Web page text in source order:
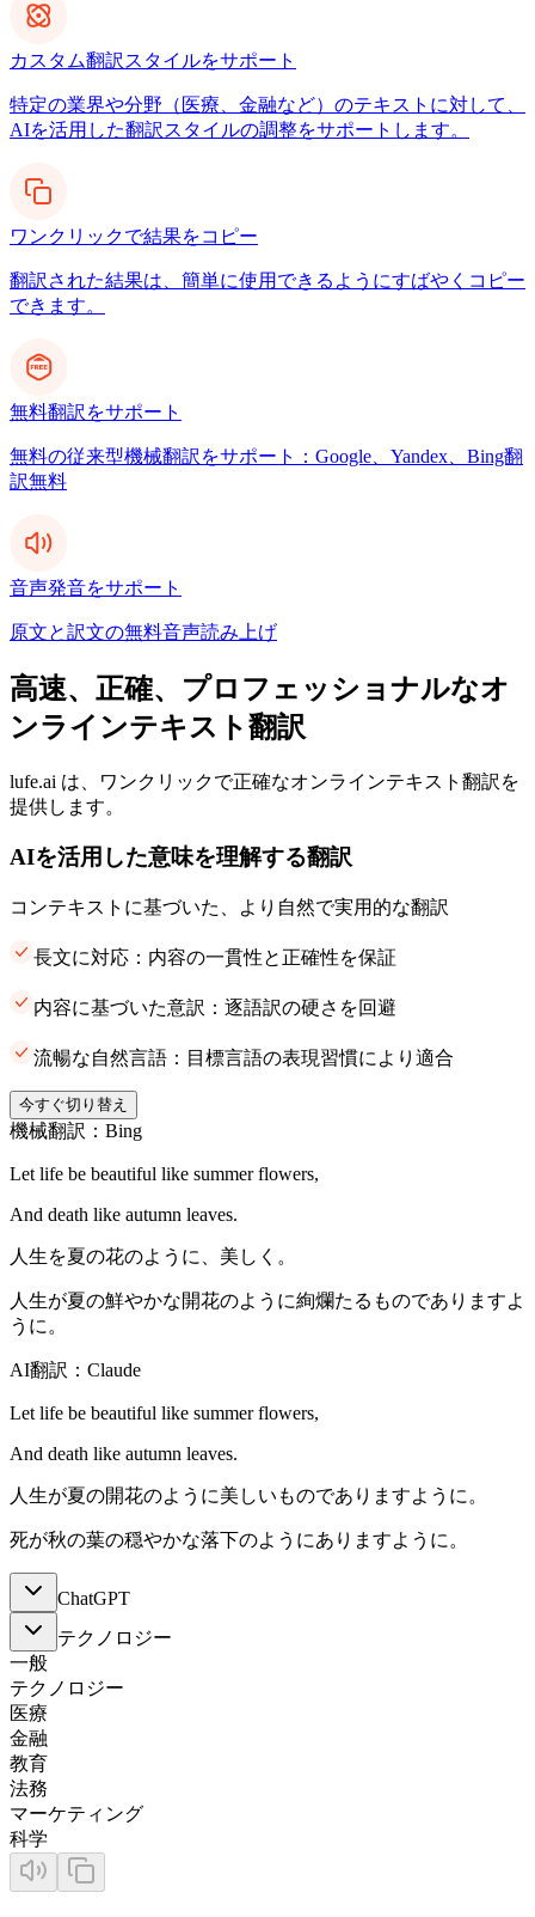
カスタム翻訳スタイルをサポート
特定の業界や分野（医療、金融など）のテキストに対して、
AIを活用した翻訳スタイルの調整をサポートします。
ワンクリックで結果をコピー
翻訳された結果は、簡単に使用できるようにすばやくコピー
できます。
無料翻訳をサポート
無料の従来型機械翻訳をサポート：Google、Yandex、Bing翻
訳無料
音声発音をサポート
原文と訳文の無料音声読み上げ
高速、正確、プロフェッショナルなオ
ンラインテキスト翻訳
lufe.ai は、ワンクリックで正確なオンラインテキスト翻訳を
提供します。
AIを活用した意味を理解する翻訳
コンテキストに基づいた、より自然で実用的な翻訳
長文に対応：内容の一貫性と正確性を保証
内容に基づいた意訳：逐語訳の硬さを回避
流暢な自然言語：目標言語の表現習慣により適合
今すぐ切り替え
機械翻訳：Bing
Let life be beautiful like summer flowers,
And death like autumn leaves.
人生を夏の花のように、美しく。
人生が夏の鮮やかな開花のように絢爛たるものでありますよ
うに。
AI翻訳：Claude
Let life be beautiful like summer flowers,
And death like autumn leaves.
人生が夏の開花のように美しいものでありますように。
死が秋の葉の穏やかな落下のようにありますように。
ChatGPT
テクノロジー
一般
テクノロジー
医療
金融
教育
法務
マーケティング
科学